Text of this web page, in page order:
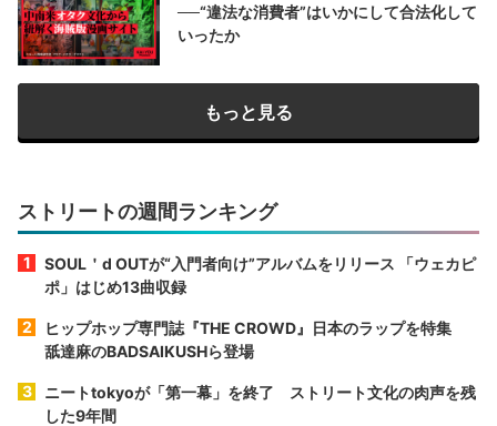
──“違法な消費者”はいかにして合法化して
いったか
もっと見る
ストリートの週間ランキング
SOUL＇d OUTが“入門者向け”アルバムをリリース 「ウェカピ
ポ」はじめ13曲収録
ヒップホップ専門誌『THE CROWD』日本のラップを特集
舐達麻のBADSAIKUSHら登場
ニートtokyoが「第一幕」を終了 ストリート文化の肉声を残
した9年間